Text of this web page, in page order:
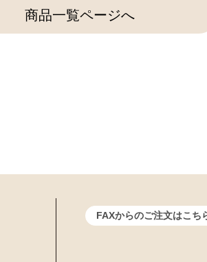
商品一覧ページへ
FAXからのご注文はこち